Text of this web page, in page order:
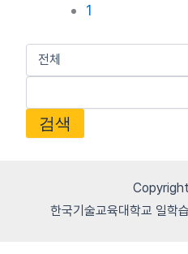
1
검색
한국기술교육대학교 일학